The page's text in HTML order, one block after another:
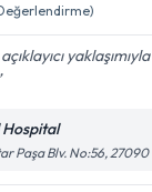
Paşa Blv. No:56, 27090